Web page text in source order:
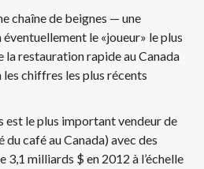
chaîne de beignes — une
le «joueur» le plus
la restauration rapide au Canada
les chiffres les plus récents
est le plus important vendeur de
café au Canada) avec des
3,1 milliards $ en 2012 à l’échelle